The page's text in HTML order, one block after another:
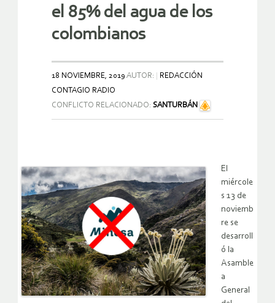
el 85% del agua de los
colombianos
18 NOVIEMBRE, 2019 AUTOR:
REDACCIÓN
CONTAGIO RADIO
CONFLICTO RELACIONADO: SANTURBÁN
El
miércole
s 13 de
noviemb
re se
desarroll
ó la
Asamble
a
General